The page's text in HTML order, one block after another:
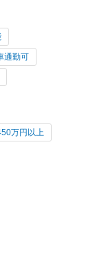
通勤可
万円以上